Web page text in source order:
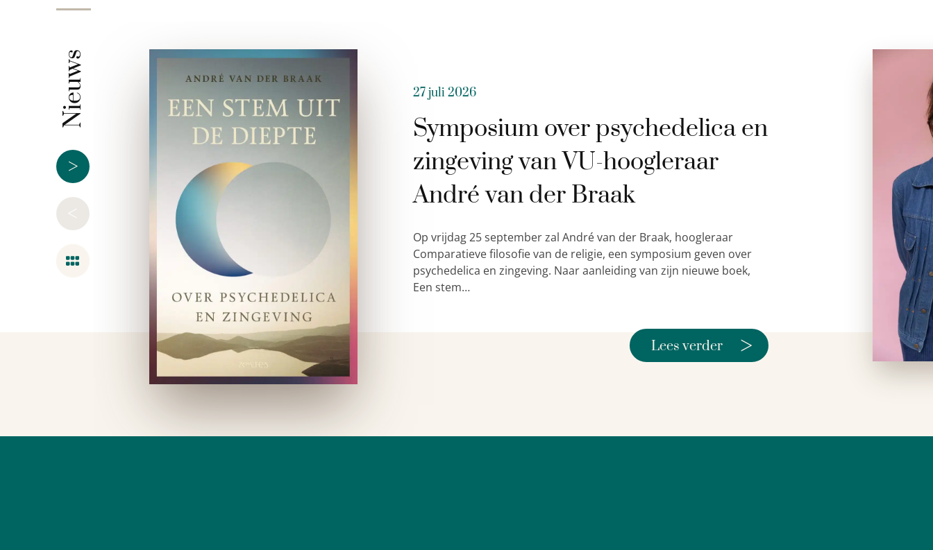
Nieuws
>
<
27 juli 2026
Symposium over psychedelica en
zingeving van VU-hoogleraar
André van der Braak
Op vrijdag 25 september zal André van der Braak, hoogleraar
Comparatieve filosofie van de religie, een symposium geven over
psychedelica en zingeving. Naar aanleiding van zijn nieuwe boek,
Een stem…
Lees verder >